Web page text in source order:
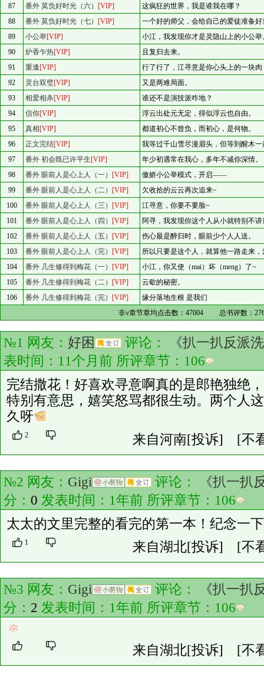
87 番外 莫负好时光（六） [VIP]
这疯狂的世界，我是谁我在哪？
88
番外 莫负好时光（七） [VIP]
一个好的师父，会给自己的爱徒准备好
89
小公举[VIP]
小江，我发现你才是灵隐山上的小公举
90
炉香乍热[VIP]
且复归去来。
91
重逢[VIP]
行了行了，江寻意是你心头上的一块
92
灵台双璧[VIP]
又是两难局面。
93
相爱相杀[VIP]
谁还不是演技派咋地？
94
信你[VIP]
浮云出处元无定，得似浮云也自由。
95
真相[VIP]
都道初心不曾负，而初心，是何物。
96
正文完结[VIP]
我等过千山雪尽漫眉头，但等到醒木
97
番外 初会既已许平生[VIP]
年少初遇常在我心，多年不减你深情。
98
番外 眼前人是心上人（一） [VIP]
傲娇小公举模式，开启——
99
番外 眼前人是心上人（二） [VIP]
欠收拾的云云再次追来~
100
番外 眼前人是心上人（三） [VIP]
江寻意，你要不要脸~
101
番外 眼前人是心上人（四） [VIP]
阿寻，我发现你这个人从小就特别不讲
102
番外 眼前人是心上人（五） [VIP]
伤心最是醉归时，眼前少个人人送。
103
番外 眼前人是心上人（完） [VIP]
所以只要是这个人，就算他一路走来
104
番外 几生修得到梅花（一） [VIP]
小江，你又使（mai）坏（meng）了~
105
番外 几生修得到梅花（二） [VIP]
云歇的秘密。
106
番外 几生修得到梅花（完） [VIP]
缘分落地生根 是我们
非v章节章均点击数： 47004 总书评数：
№1 网友： 好困 评论：
《扒一扒反派
表时间：11个月前 所评章节： 106
完结撒花！好喜欢寻意啊真的是郎艳独绝
特别有意思，嬉笑怒骂都很生动。两个人
久呀
2 来自河南[投诉] [不
№2 网友： Gigi 评论：
《扒一扒
分： 0 发表时间：1年前 所评章节： 106
太太的文里完整的看完的第一本！纪念一
1 来自湖北[投诉] [不
№3 网友： Gigi 评论：
《扒一扒
分： 2 发表时间：1年前 所评章节： 106
来自湖北[投诉] [不